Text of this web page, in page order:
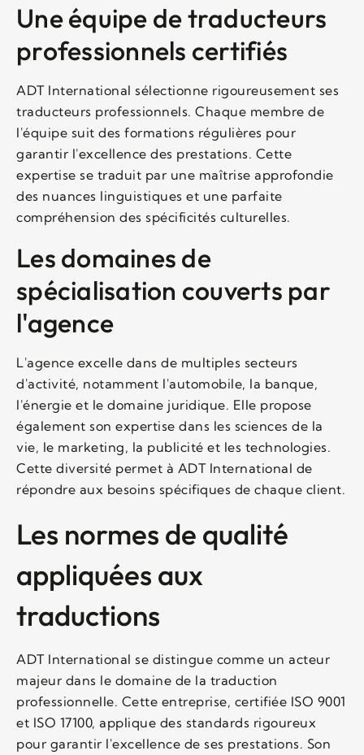
Une équipe de traducteurs
professionnels certifiés
ADT International sélectionne rigoureusement ses
traducteurs professionnels. Chaque membre de
l'équipe suit des formations régulières pour
garantir l'excellence des prestations. Cette
expertise se traduit par une maîtrise approfondie
des nuances linguistiques et une parfaite
compréhension des spécificités culturelles.
Les domaines de
spécialisation couverts par
l'agence
L'agence excelle dans de multiples secteurs
d'activité, notamment l'automobile, la banque,
l'énergie et le domaine juridique. Elle propose
également son expertise dans les sciences de la
vie, le marketing, la publicité et les technologies.
Cette diversité permet à ADT International de
répondre aux besoins spécifiques de chaque client.
Les normes de qualité
appliquées aux
traductions
ADT International se distingue comme un acteur
majeur dans le domaine de la traduction
professionnelle. Cette entreprise, certifiée ISO 9001
et ISO 17100, applique des standards rigoureux
pour garantir l'excellence de ses prestations. Son